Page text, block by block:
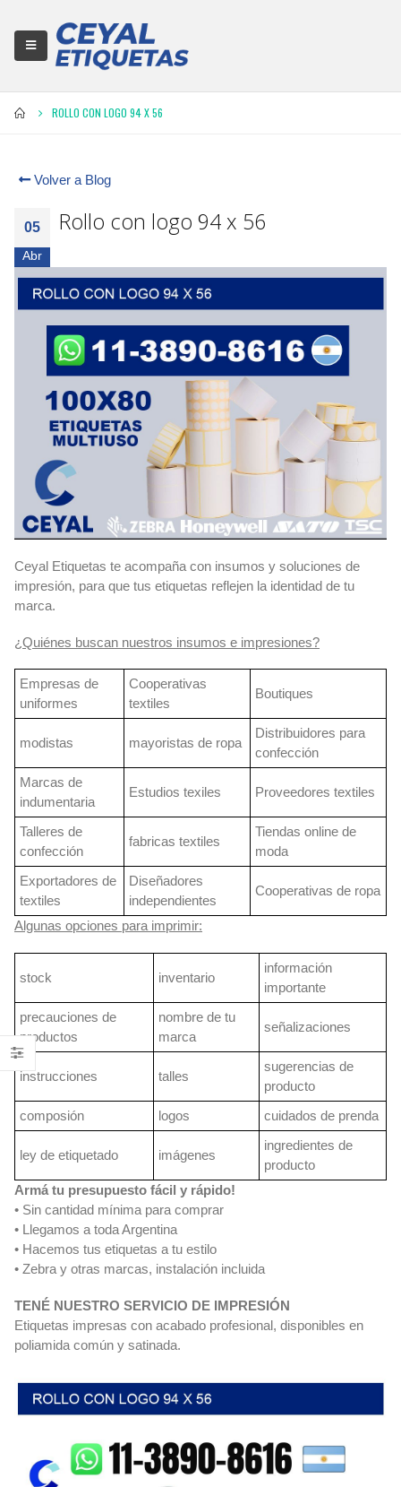
ROLLO CON LOGO 94 X 56
Volver a Blog
05
Abr
Rollo con logo 94 x 56
Ceyal Etiquetas te acompaña con insumos y soluciones de
impresión, para que tus etiquetas reflejen la identidad de tu
marca.
¿Quiénes buscan nuestros insumos e impresiones?
Empresas de
uniformes
Cooperativas
textiles
Boutiques
modistas mayoristas de ropa
Distribuidores para
confección
Marcas de
indumentaria
Estudios texiles Proveedores textiles
Talleres de
confección
fabricas textiles
Tiendas online de
moda
Exportadores de
textiles
Diseñadores
independientes
Cooperativas de ropa
Algunas opciones para imprimir:
stock inventario
información
importante
precauciones de
productos
nombre de tu
marca
señalizaciones
instrucciones talles
sugerencias de
producto
composión
logos cuidados de prenda
ley de etiquetado imágenes
ingredientes de
producto
Armá tu presupuesto fácil y rápido!
• Sin cantidad mínima para comprar
• Llegamos a toda Argentina
• Hacemos tus etiquetas a tu estilo
• Zebra y otras marcas, instalación incluida
TENÉ NUESTRO SERVICIO DE IMPRESIÓN
Etiquetas impresas con acabado profesional, disponibles en
poliamida común y satinada.